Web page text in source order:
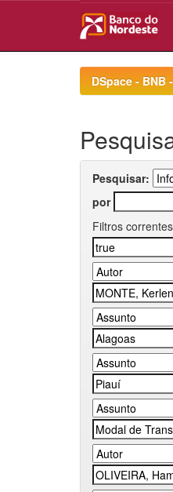
DSpace -
Pesquisar:
por
Filtros